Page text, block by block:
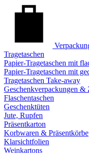
Tragetaschen
Papier-Tragetaschen mit
Papier-Tragetaschen mit
Tragetaschen Take-away
Geschenkverpackungen &
Flaschentaschen
Geschenktüten
Jute, Rupfen
Präsentkarton
Korbwaren & Präsentkörbe
Klarsichtfolien
Weinkartons